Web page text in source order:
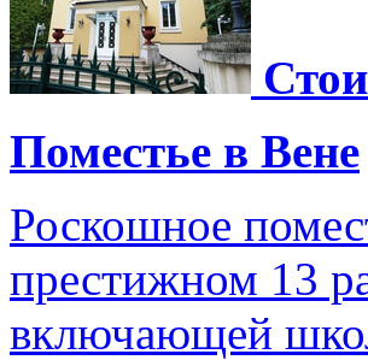
Поместье в Вене
Роскошное
престижном 13
включающей